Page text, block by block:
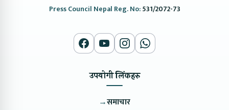
Press Council Nepal Reg. No:531/2072-73
उपयोगी लिंकहरु
→समाचार